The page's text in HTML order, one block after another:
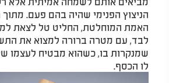
הניצוץ הפנימי שהיה בהם פעם. מתוך
האמת המוחלטת, החליט טל לצאת
לבד, עם מטרה ברורה למצוא את
שמנקרות בו, כשהוא מבטיח לעצמו
לו הכסף.